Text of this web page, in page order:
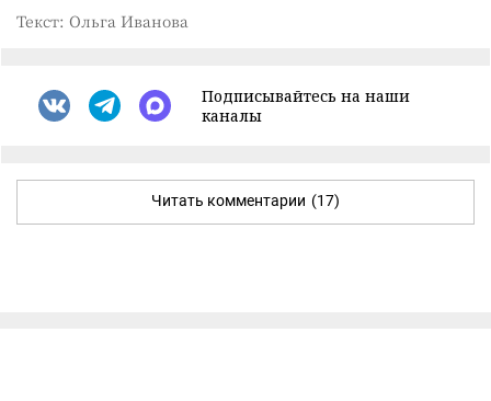
Текст: Ольга Иванова
Подписывайтесь на наши
каналы
Читать комментарии (17)